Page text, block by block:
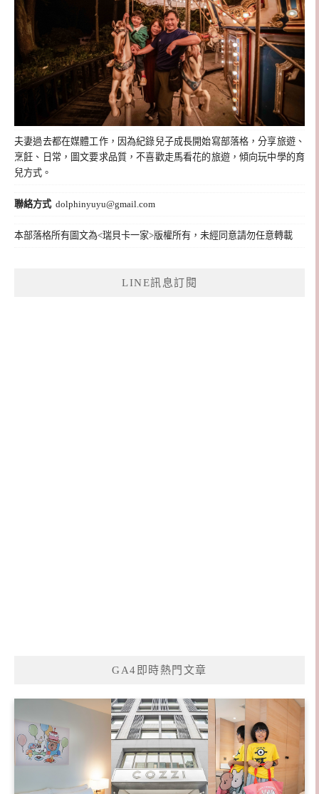
夫妻過去都在媒體工作，因為紀錄兒子成長開始寫部落格，分享旅遊、
烹飪、日常，圖文要求品質，不喜歡走馬看花的旅遊，傾向玩中學的育
兒方式。
聯絡方式 dolphinyuyu@gmail.com
本部落格所有圖文為<瑞貝卡一家>版權所有，未經同意請勿任意轉載
LINE訊息訂閱
GA4即時熱門文章